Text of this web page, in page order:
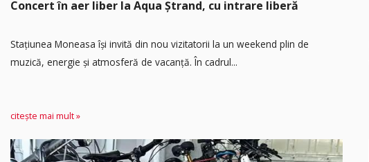
Concert în aer liber la Aqua Ștrand, cu intrare liberă
Stațiunea Moneasa își invită din nou vizitatorii la un weekend plin de
muzică, energie și atmosferă de vacanță. În cadrul...
citește mai mult »